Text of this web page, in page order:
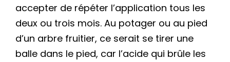
accepter de répéter l’application tous les
deux ou trois mois. Au potager ou au pied
d’un arbre fruitier, ce serait se tirer une
balle dans le pied, car l’acide qui brûle les